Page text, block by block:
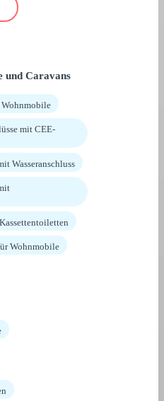
und Caravans
mit CEE-
Wasseranschluss
Wohnmobile